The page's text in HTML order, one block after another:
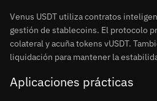
Venus USDT utiliza contratos
gestión de stablecoins. El protocolo
colateral y acuña tokens vUSDT.
liquidación para mantener la
Aplicaciones prácticas